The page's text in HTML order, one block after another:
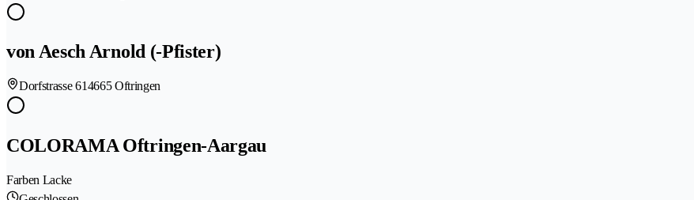
von Aesch Arnold (-Pfister)
Dorfstrasse 614665 Oftringen
COLORAMA Oftringen-Aargau
Farben Lacke